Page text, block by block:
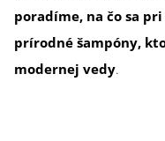
poradíme, na čo sa
prírodné šampóny,
modernej vedy.